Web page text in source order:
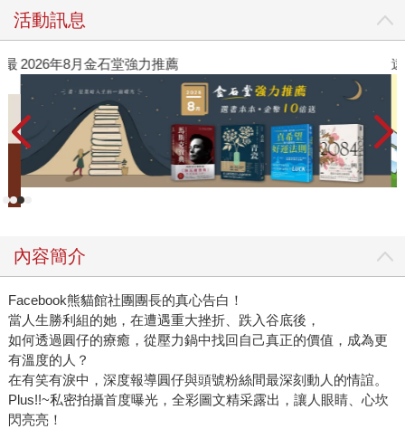
活動訊息
2026年8月金石堂強力推薦
內容簡介
Facebook熊貓館社團團長的真心告白！
當人生勝利組的她，在遭遇重大挫折、跌入谷底後，
如何透過圓仔的療癒，從壓力鍋中找回自己真正的價值，成為更
有溫度的人？
在有笑有淚中，深度報導圓仔與頭號粉絲間最深刻動人的情誼。
Plus!!~私密拍攝首度曝光，全彩圖文精采露出，讓人眼睛、心坎
閃亮亮！